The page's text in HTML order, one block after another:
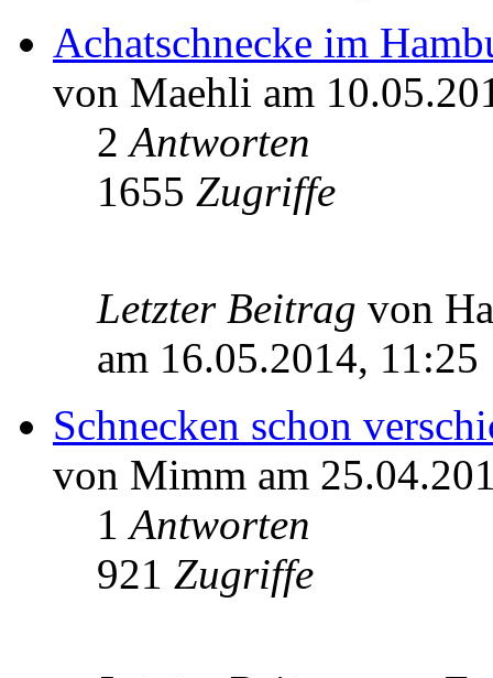
Achatschnecke im
von Maehli am
2Antworten
1655 Zugriffe
Letzter Beitrag von
am 16.05.2014, 11:25
Schnecken schon
von Mimm am
1Antworten
921 Zugriffe